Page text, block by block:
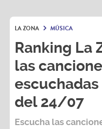
LA ZONA MÚSICA
Ranking La
las
del 24/07
Escucha las